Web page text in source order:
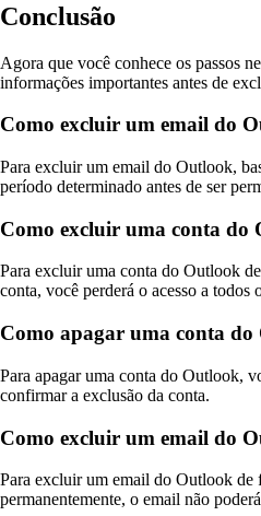
Conclusão
Agora que você conhece os passos
informações importantes antes de
Como excluir um email do
Para excluir um email do Outlook,
período determinado antes de ser
Como excluir uma conta do
Para excluir uma conta do Outlook
conta, você perderá o acesso a todos
Como apagar uma conta do
Para apagar uma conta do Outlook,
confirmar a exclusão da conta.
Como excluir um email do
Para excluir um email do Outlook de
permanentemente, o email não